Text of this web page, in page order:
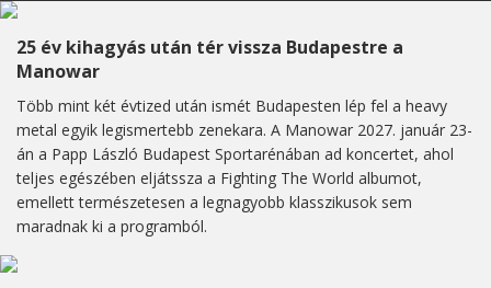
25 év kihagyás után tér vissza Budapestre a
Manowar
Több mint két évtized után ismét Budapesten lép fel a heavy
metal egyik legismertebb zenekara. A Manowar 2027. január 23-
án a Papp László Budapest Sportarénában ad koncertet, ahol
teljes egészében eljátssza a Fighting The World albumot,
emellett természetesen a legnagyobb klasszikusok sem
maradnak ki a programból.